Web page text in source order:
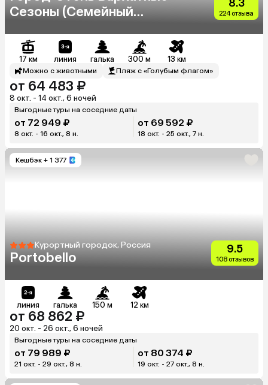
Сезоны (Семейный
8.3
224 отзыва
17 км линия галька 300 м 13 км
Можно с животными Пляж с «Голубым флагом»
от 64 483 ₽
8 окт. - 14 окт., 6 ночей
Выгодные туры на соседние даты
от 72 949 ₽
8 окт. - 16 окт., 8 н.
от 69 592 ₽
18 окт. - 25 окт., 7 н.
Кешбэк + 1 377
Курортный городок, Россия
Portobello
9.5
108 отзывов
линия галька 150 м 12 км
от 68 862 ₽
20 окт. - 26 окт., 6 ночей
Выгодные туры на соседние даты
от 79 989 ₽
21 окт. - 29 окт., 8 н.
от 80 374 ₽
19 окт. - 27 окт., 8 н.